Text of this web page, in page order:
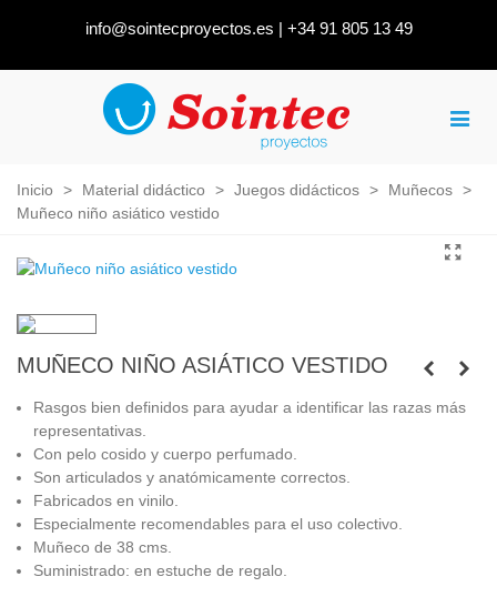
info@sointecproyectos.es | +34 91 805 13 49
Inicio > Material didáctico > Juegos didácticos > Muñecos >
Muñeco niño asiático vestido
MUÑECO NIÑO ASIÁTICO VESTIDO
Rasgos bien definidos para ayudar a identificar las razas más
representativas.
Con pelo cosido y cuerpo perfumado.
Son articulados y anatómicamente correctos.
Fabricados en vinilo.
Especialmente recomendables para el uso colectivo.
Muñeco de 38 cms.
Suministrado: en estuche de regalo.